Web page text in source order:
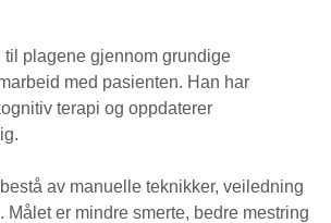
til plagene gjennom grundige
med pasienten. Han har
terapi og oppdaterer
av manuelle teknikker, veiledning
Målet er mindre smerte, bedre mestring